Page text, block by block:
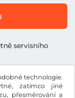
technologie.
zatímco jiné
přesměrování a
servisního